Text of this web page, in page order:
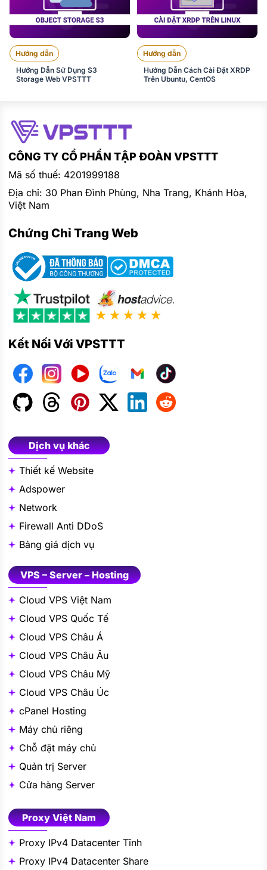
Hướng dẫn
Hướng Dẫn Sử Dụng S3
Storage Web VPSTTT
Hướng dẫn
Hướng Dẫn Cách Cài Đặt XRDP
Trên Ubuntu, CentOS
CÔNG TY CỔ PHẦN TẬP ĐOÀN VPSTTT
Mã số thuế: 4201999188
Địa chỉ: 30 Phan Đình Phùng, Nha Trang, Khánh Hòa,
Việt Nam
Chứng Chỉ Trang Web
★★★★★
Kết Nối Với VPSTTT
Dịch vụ khác
Thiết kế Website
Adspower
Network
Firewall Anti DDoS
Bảng giá dịch vụ
VPS – Server – Hosting
Cloud VPS Việt Nam
Cloud VPS Quốc Tế
Cloud VPS Châu Á
Cloud VPS Châu Âu
Cloud VPS Châu Mỹ
Cloud VPS Châu Úc
cPanel Hosting
Máy chủ riêng
Chỗ đặt máy chủ
Quản trị Server
Cửa hàng Server
Proxy Việt Nam
Proxy IPv4 Datacenter Tĩnh
Proxy IPv4 Datacenter Share